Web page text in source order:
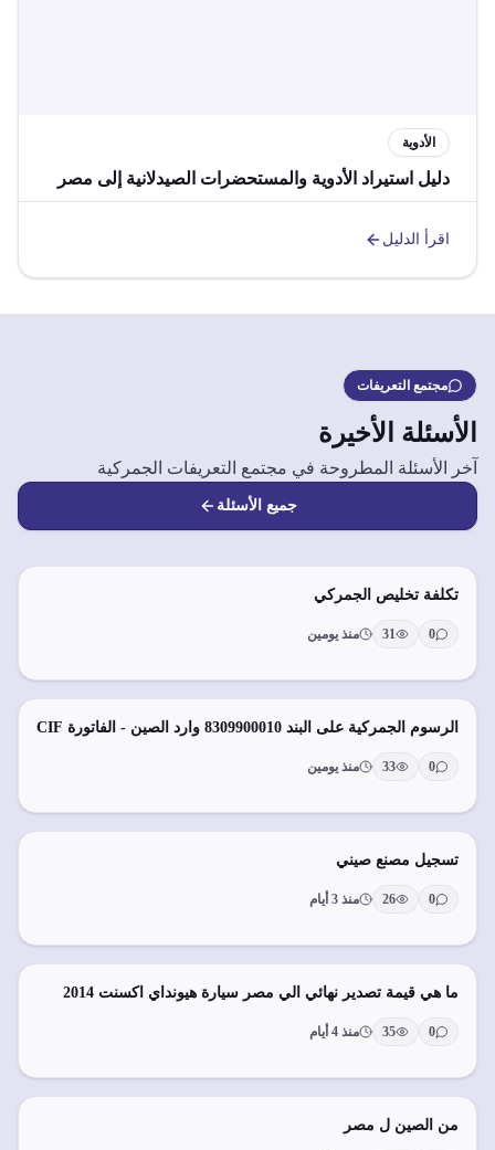
الأدوية
دليل استيراد الأدوية والمستحضرات الصيدلانية إلى مصر
اقرأ الدليل
مجتمع التعريفات
الأسئلة الأخيرة
آخر الأسئلة المطروحة في مجتمع التعريفات الجمركية
جميع الأسئلة
تكلفة تخليص الجمركي
0
31 منذ يومين
الرسوم الجمركية على البند 8309900010 وارد الصين - الفاتورة CIF
0
33 منذ يومين
تسجيل مصنع صيني
0
26 منذ 3 أيام
ما هي قيمة تصدير نهائي الي مصر سيارة هيونداي اكسنت 2014
0
35 منذ 4 أيام
من الصين ل مصر